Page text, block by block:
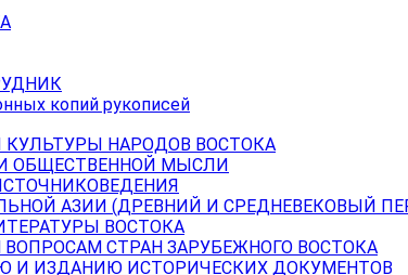
копий рукописей
НАРОДОВ ВОСТОКА
ОБЩЕСТВЕННОЙ МЫСЛИ
АЗИИ (ДРЕВНИЙ И СРЕДНЕВЕКОВЫЙ
ВОСТОКА
СТРАН ЗАРУБЕЖНОГО ВОСТОКА
И ИЗДАНИЮ ИСТОРИЧЕСКИХ ДОКУМЕНТОВ